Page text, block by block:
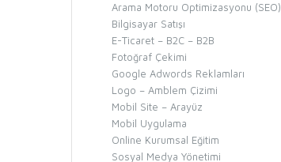
Arama Motoru Optimizasyonu (SEO)
Bilgisayar Satışı
E-Ticaret – B2C – B2B
Fotoğraf Çekimi
Google Adwords Reklamları
Logo – Amblem Çizimi
Mobil Site – Arayüz
Mobil Uygulama
Online Kurumsal Eğitim
Sosyal Medya Yönetimi